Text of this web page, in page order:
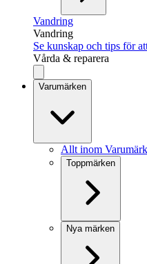
Vandring
Vandring
Se kunskap och tips för
Vårda & reparera
Varumärken
Allt inom
Toppmärken
Nya märken